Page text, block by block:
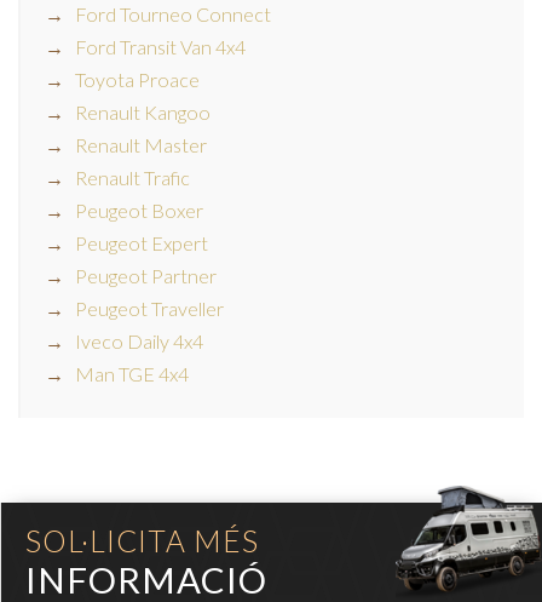
Ford Tourneo Connect
Ford Transit Van 4x4
Toyota Proace
Renault Kangoo
Renault Master
Renault Trafic
Peugeot Boxer
Peugeot Expert
Peugeot Partner
Peugeot Traveller
Iveco Daily 4x4
Man TGE 4x4
SOL·LICITA MÉS
INFORMACIÓ